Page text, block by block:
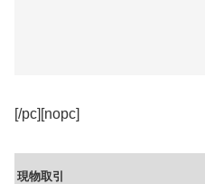
[/pc][nopc]
現物取引